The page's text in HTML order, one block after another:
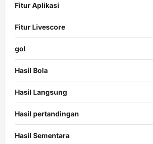
Fitur Aplikasi
Fitur Livescore
gol
Hasil Bola
Hasil Langsung
Hasil pertandingan
Hasil Sementara